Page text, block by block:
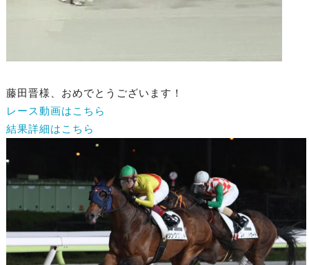
藤田晋様、おめでとうございます！
レース動画はこちら
結果詳細はこちら